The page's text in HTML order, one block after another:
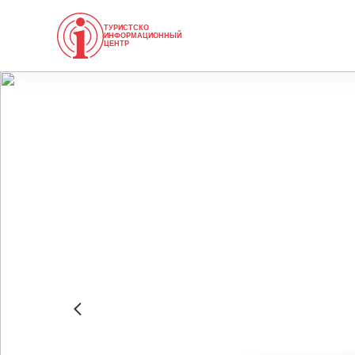
ТУРИСТСКО
ИНФОРМАЦИОННЫЙ
ЦЕНТР